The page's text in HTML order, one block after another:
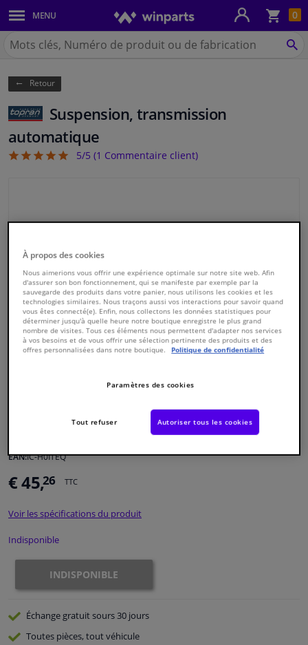
0
MENU
Carrosserie & tôles
Feux & ampoules
Freinage
Système d'échappement
Châssis & transmission
Filtres & liquides
Bagages & transport
Fenêtres & accessoires
Atelier & outils
Camping-car, moto & vélo
Capteurs & électronique
Chercher
Winparts.be
Retour
Suspension, transmission
automatique
5/5 (1 Commentaire client)
1979591
EAN:IC-H0ITEQ
€ 45,26 TTC
Voir les spécifications du produit
Indisponible
INDISPONIBLE
Échange gratuitsours 30 jours
Toutes pièces, tout véhicule
À propos des cookies
Nous aimerions vous offrir une expérience optimale sur notre site web. Afin
d'assurer son bon fonctionnement, qui se manifeste par exemple par la
sauvegarde des produits dans votre panier, nous utilisons les cookies et les
technologies similaires. Nous traçons aussi vos interactions pour savoir quand
vous êtes connecté(e). Enfin, nous collectons les données statistiques pour
déterminer jusqu'à quelle heure notre boutique enregistre le plus grand
nombre de visites. Tous ces éléments nous permettent d'adapter nos services
à vos besoins et de vous offrir une sélection pertinente des produits et des
offres personnalisées dans notre boutique.
Politique de confidentialité
Paramètres des cookies
Tout refuser Autoriser tous les cookies